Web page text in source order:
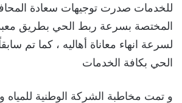
للخدمات صدرت توجيهات سعادة
المختصة بسرعة ربط الحي بطريق
لسرعة انهاء معاناة أهاليه ، كما تم
الحي بكافة الخدمات
و تمت مخاطبة الشركة الوطنية للمياه